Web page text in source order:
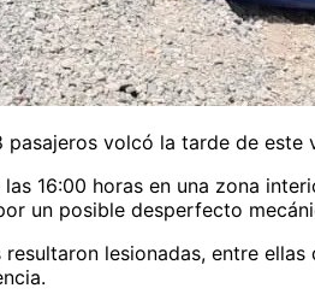
volcó la tarde de
16:00 horas en una zona
un posible desperfecto
lesionadas, entre